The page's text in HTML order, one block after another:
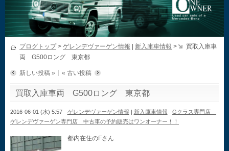
ブログトップ> ゲレンデヴァーゲン情報 新入庫車情報 >
買取入庫車
両 G500ロング 東京都
新しい投稿 » « 古い投稿
買取入庫車両 G500ロング 東京都
2016-06-01 (水) 5:57 ゲレンデヴァーゲン情報 | 新入庫車情報
Gクラス専門店
ゲレンデヴァーゲン専門店 中古車の予約販売はワンオーナー！！
都内在住のFさん